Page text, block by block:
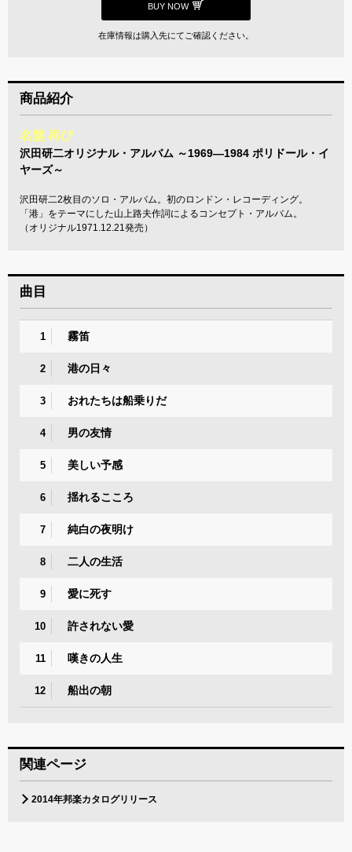
BUY NOW
在庫情報は購入先にてご確認ください。
商品紹介
名盤 再び
沢田研二オリジナル・アルバム ～1969―1984 ポリドール・イ
ヤーズ～
沢田研二2枚目のソロ・アルバム。初のロンドン・レコーディング。
「港」をテーマにした山上路夫作詞によるコンセプト・アルバム。
（オリジナル1971.12.21発売）
曲目
1 霧笛
2 港の日々
3 おれたちは船乗りだ
4 男の友情
5 美しい予感
6 揺れるこころ
7 純白の夜明け
8 二人の生活
9 愛に死す
10 許されない愛
11 嘆きの人生
12 船出の朝
関連ページ
2014年邦楽カタログリリース